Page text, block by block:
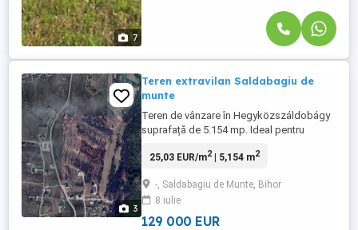
7
3
Teren extravilan Saldabagiu de
munte
Teren de vânzare în Hegyközszáldobágy
suprafață de 5.154 mp. Ideal pentru
dezvoltare și extindere. Terenul nu
(drum de intrare), însă se poate obține
drept de servitute de trecere, la cerere.
Preț: 25 mp, ușor negociabil. În ...
25,03 EUR/m2| 5,154 m2
-, Saldabagiu de Munte, Bihor
8 iulie
129 000 EUR